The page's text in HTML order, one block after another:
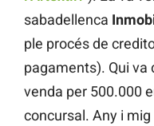
sabadellenca
ple procés de
pagaments). Qui va
venda per 500.000
concursal. Any i